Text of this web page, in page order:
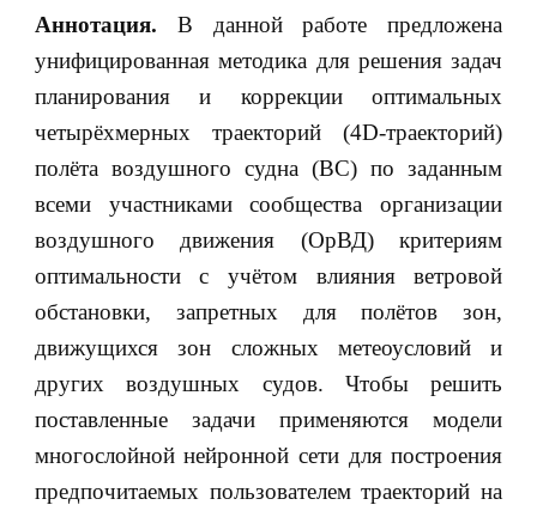
Аннотация. В данной работе предложена
унифицированная методика для решения задач
планирования и коррекции оптимальных
четырёхмерных траекторий (4D-траекторий)
полёта воздушного судна (ВС) по заданным
всеми участниками сообщества организации
воздушного движения (ОрВД) критериям
оптимальности с учётом влияния ветровой
обстановки, запретных для полётов зон,
движущихся зон сложных метеоусловий и
других воздушных судов. Чтобы решить
поставленные задачи применяются модели
многослойной нейронной сети для построения
предпочитаемых пользователем траекторий на